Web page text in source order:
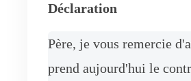
Déclaration
Père, je vous remercie
prend aujourd'hui le